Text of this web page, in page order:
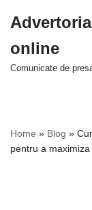
la
conținut
online
Comunicate de
Home » Blog »
pentru a